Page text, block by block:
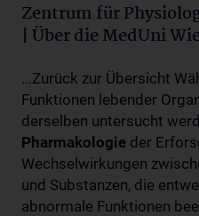
Zentrum für
| Über die MedUni
...Zurück zur Übersicht
Funktionen lebender
derselben untersucht
Pharmakologie der
Wechselwirkungen
und Substanzen, die
abnormale Funktionen